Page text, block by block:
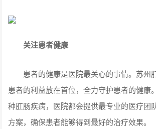
关注患者健康
患者的健康是医院最关心的事情。苏州
患者的利益放在首位，全力守护患者的健康
种肛肠疾病，医院都会提供最专业的医疗团
方案，确保患者能够得到最好的治疗效果。